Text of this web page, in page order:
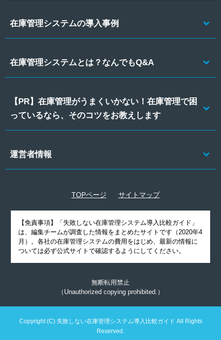
在庫管理システムの導入事例
在庫管理システムとは？なんでもQ&A
【PR】在庫管理がうまくいかない！在庫管理で困
っているなら、そのコツをお教えします
運営者情報
TOPページ サイトマップ
【免責事項】
「失敗しない在庫管理システム導入比較ガイド」
は、編集チームが調査した情報をまとめたサイトです（2020年4
月）。各社の在庫管理システムの費用をはじめ、最新の情報に
ついては必ず公式サイトで確認するようにしてください。
無断転用禁止
（Unauthorized copying prohibited.）
Copyright (C) 失敗しない在庫管理システム導入比較ガイド All Rights
Reserved.